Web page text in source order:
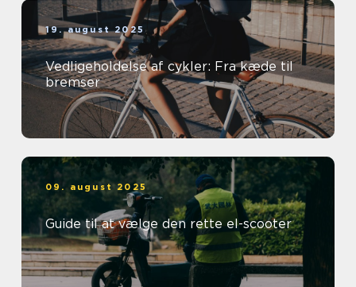
19. august 2025
Vedligeholdelse af cykler: Fra kæde til
bremser
09. august 2025
Guide til at vælge den rette el-scooter